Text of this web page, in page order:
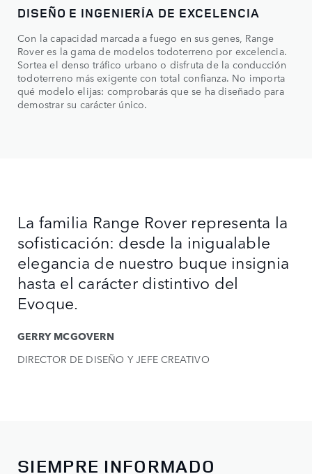
DISEÑO E INGENIERÍA DE EXCELENCIA
Con la capacidad marcada a fuego en sus genes, Range
Rover es la gama de modelos todoterreno por excelencia.
Sortea el denso tráfico urbano o disfruta de la conducción
todoterreno más exigente con total confianza. No importa
qué modelo elijas: comprobarás que se ha diseñado para
demostrar su carácter único.
La familia Range Rover representa la
sofisticación: desde la inigualable
elegancia de nuestro buque insignia
hasta el carácter distintivo del
Evoque.
GERRY MCGOVERN
DIRECTOR DE DISEÑO Y JEFE CREATIVO
SIEMPRE INFORMADO